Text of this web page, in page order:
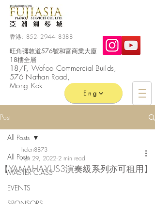
香港: 852- 2944- 8388
旺角彌敦道576號和富商業大廈
18樓全層
​18/F, Wofoo Commercial Builds,
576 Nathan Road,
Mong Kok
Eng
Post
All Posts
MASTER CLASS
EVENTS
All Posts
【YAMAHA-YUS3演奏級系列亦可租用】
helen8873
Apr 29, 2022 2 min read